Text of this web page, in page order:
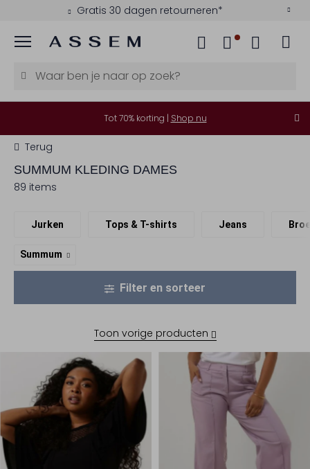
Kies zelf je bezorgmoment
Menu
Tot 70% korting | Shop nu
Terug
SUMMUM KLEDING DAMES
89 items
Jurken Tops & T-shirts Jeans
Summum
Filter en sorteer
Toon vorige producten